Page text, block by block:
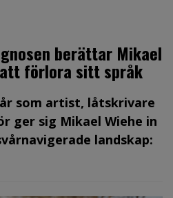
berättar Mikael
förlora sitt språk
som artist, låtskrivare
ger sig Mikael Wiehe in
landskap: